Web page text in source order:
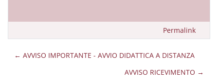
Permalink
← AVVISO IMPORTANTE - AVVIO DIDATTICA A DISTANZA
AVVISO RICEVIMENTO →